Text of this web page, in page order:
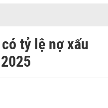
tỷ lệ nợ xấu